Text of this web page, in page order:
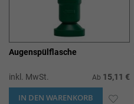
Augenspülflasche
inkl. MwSt. Ab 15,11 €
IN DEN WARENKORB ZUR